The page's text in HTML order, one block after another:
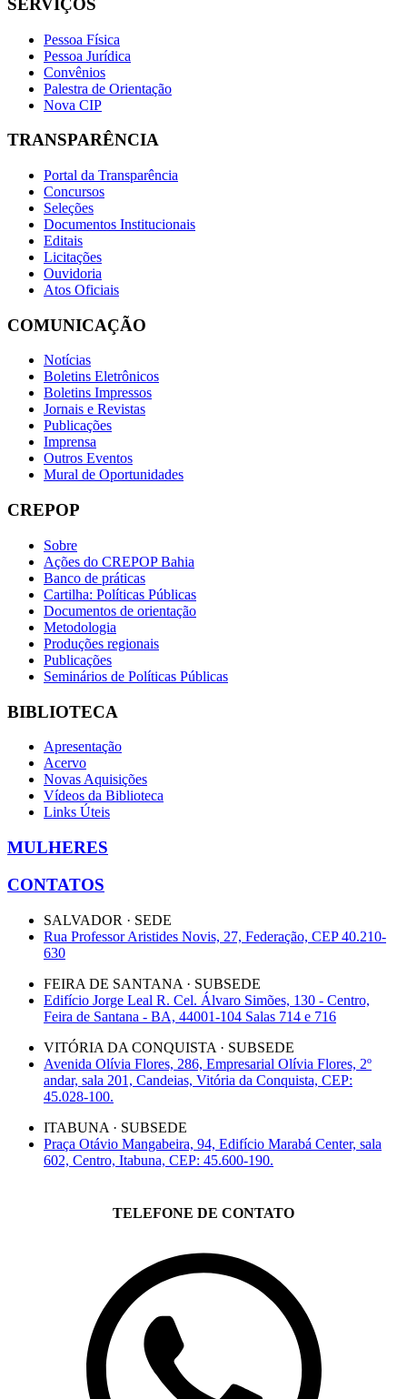
SERVIÇOS
Pessoa Física
Pessoa Jurídica
Convênios
Palestra de Orientação
Nova CIP
TRANSPARÊNCIA
Portal da Transparência
Concursos
Seleções
Documentos Institucionais
Editais
Licitações
Ouvidoria
Atos Oficiais
COMUNICAÇÃO
Notícias
Boletins Eletrônicos
Boletins Impressos
Jornais e Revistas
Publicações
Imprensa
Outros Eventos
Mural de Oportunidades
CREPOP
Sobre
Ações do CREPOP Bahia
Banco de práticas
Cartilha: Políticas Públicas
Documentos de orientação
Metodologia
Produções regionais
Publicações
Seminários de Políticas Públicas
BIBLIOTECA
Apresentação
Acervo
Novas Aquisições
Vídeos da Biblioteca
Links Úteis
MULHERES
CONTATOS
SALVADOR · SEDE
Rua Professor Aristides Novis, 27, Federação, CEP 40.210-
630
FEIRA DE SANTANA · SUBSEDE
Edifício Jorge Leal R. Cel. Álvaro Simões, 130 - Centro,
Feira de Santana - BA, 44001-104 Salas 714 e 716
VITÓRIA DA CONQUISTA · SUBSEDE
Avenida Olívia Flores, 286, Empresarial Olívia Flores, 2º
andar, sala 201, Candeias, Vitória da Conquista, CEP:
45.028-100.
ITABUNA · SUBSEDE
Praça Otávio Mangabeira, 94, Edifício Marabá Center, sala
602, Centro, Itabuna, CEP: 45.600-190.
TELEFONE DE CONTATO